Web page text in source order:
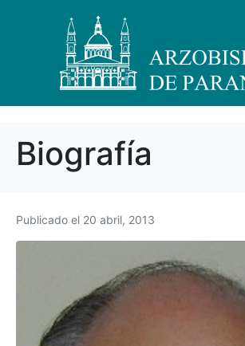
Biografía
Publicado el 20 abril, 2013